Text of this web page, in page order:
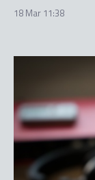
18 Mar 11:38